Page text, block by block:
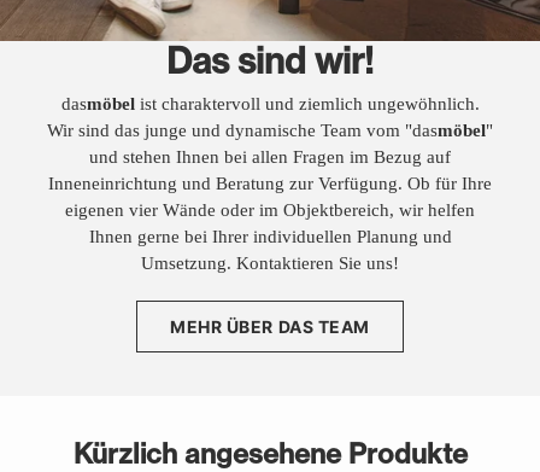
Das sind wir!
dasmöbelist charaktervoll und ziemlich ungewöhnlich.
Wir sind das junge und dynamische Team vom "dasmöbel"
und stehen Ihnen bei allen Fragen im Bezug auf
Inneneinrichtung und Beratung zur Verfügung. Ob für Ihre
eigenen vier Wände oder im Objektbereich, wir helfen
Ihnen gerne bei Ihrer individuellen Planung und
Umsetzung. Kontaktieren Sie uns!
MEHR ÜBER DAS TEAM
Kürzlich angesehene Produkte